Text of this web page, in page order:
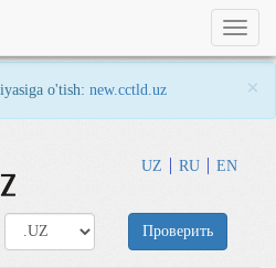
o'tish: new.cctld.uz ×
UZ RU EN
Toggle
Проверить